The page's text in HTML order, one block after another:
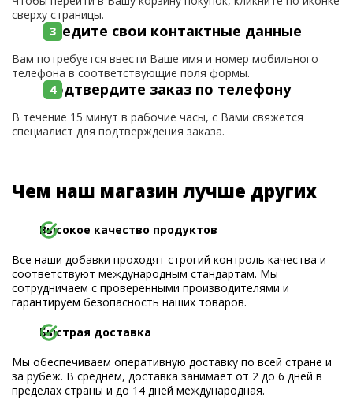
сверху страницы.
Введите свои контактные данные
Вам потребуется ввести Ваше имя и номер мобильного
телефона в соответствующие поля формы.
Подтвердите заказ по телефону
В течение 15 минут в рабочие часы, с Вами свяжется
специалист для подтверждения заказа.
Чем наш магазин лучше других
Высокое качество продуктов
Все наши добавки проходят строгий контроль качества и
соответствуют международным стандартам. Мы
сотрудничаем с проверенными производителями и
гарантируем безопасность наших товаров.
Быстрая доставка
Мы обеспечиваем оперативную доставку по всей стране и
за рубеж. В среднем, доставка занимает от 2 до 6 дней в
пределах страны и до 14 дней международная.